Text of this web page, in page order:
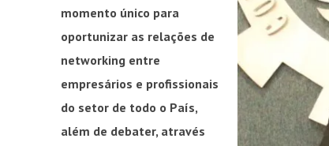
momento único para
oportunizar as relações de
networking entre
empresários e profissionais
do setor de todo o País,
além de debater, através